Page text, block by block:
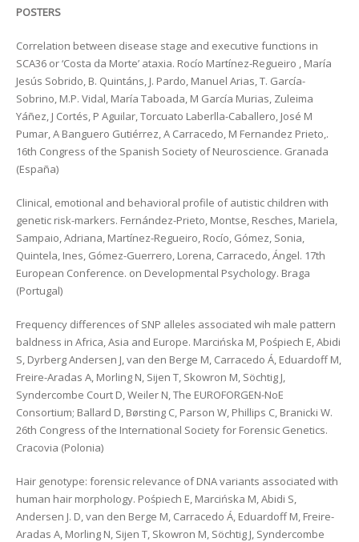
POSTERS
Correlation between disease stage and executive functions in
SCA36 or ‘Costa da Morte’ ataxia. Rocío Martínez-Regueiro , María
Jesús Sobrido, B. Quintáns, J. Pardo, Manuel Arias, T. García-
Sobrino, M.P. Vidal, María Taboada, M García Murias, Zuleima
Yáñez, J Cortés, P Aguilar, Torcuato Laberlla-Caballero, José M
Pumar, A Banguero Gutiérrez, A Carracedo, M Fernandez Prieto,.
16th Congress of the Spanish Society of Neuroscience. Granada
(España)
Clinical, emotional and behavioral profile of autistic children with
genetic risk-markers. Fernández-Prieto, Montse, Resches, Mariela,
Sampaio, Adriana, Martínez-Regueiro, Rocío, Gómez, Sonia,
Quintela, Ines, Gómez-Guerrero, Lorena, Carracedo, Ángel. 17th
European Conference. on Developmental Psychology. Braga
(Portugal)
Frequency differences of SNP alleles associated wih male pattern
baldness in Africa, Asia and Europe. Marcińska M, Pośpiech E, Abidi
S, Dyrberg Andersen J, van den Berge M, Carracedo Á, Eduardoff M,
Freire-Aradas A, Morling N, Sijen T, Skowron M, Söchtig J,
Syndercombe Court D, Weiler N, The EUROFORGEN-NoE
Consortium; Ballard D, Børsting C, Parson W, Phillips C, Branicki W.
26th Congress of the International Society for Forensic Genetics.
Cracovia (Polonia)
Hair genotype: forensic relevance of DNA variants associated with
human hair morphology. Pośpiech E, Marcińska M, Abidi S,
Andersen J. D, van den Berge M, Carracedo Á, Eduardoff M, Freire-
Aradas A, Morling N, Sijen T, Skowron M, Söchtig J, Syndercombe